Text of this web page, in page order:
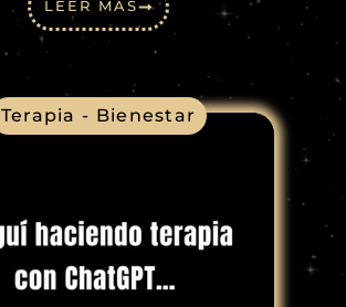
LEER MÁS
Terapia - Bienestar